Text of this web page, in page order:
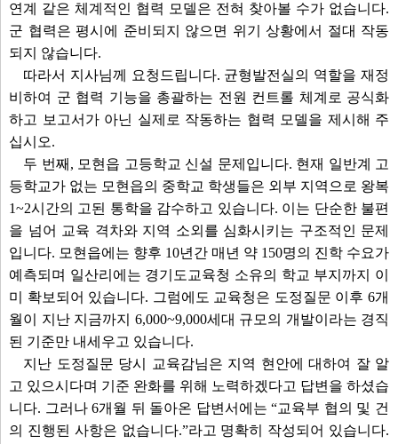
연계 같은 체계적인 협력 모델은 전혀 찾아볼 수가 없습니다.
군 협력은 평시에 준비되지 않으면 위기 상황에서 절대 작동
되지 않습니다.
따라서 지사님께 요청드립니다. 균형발전실의 역할을 재정
비하여 군 협력 기능을 총괄하는 전원 컨트롤 체계로 공식화
하고 보고서가 아닌 실제로 작동하는 협력 모델을 제시해 주
십시오.
두 번째, 모현읍 고등학교 신설 문제입니다. 현재 일반계 고
등학교가 없는 모현읍의 중학교 학생들은 외부 지역으로 왕복
1~2시간의 고된 통학을 감수하고 있습니다. 이는 단순한 불편
을 넘어 교육 격차와 지역 소외를 심화시키는 구조적인 문제
입니다. 모현읍에는 향후 10년간 매년 약 150명의 진학 수요가
예측되며 일산리에는 경기도교육청 소유의 학교 부지까지 이
미 확보되어 있습니다. 그럼에도 교육청은 도정질문 이후 6개
월이 지난 지금까지 6,000~9,000세대 규모의 개발이라는 경직
된 기준만 내세우고 있습니다.
지난 도정질문 당시 교육감님은 지역 현안에 대하여 잘 알
고 있으시다며 기준 완화를 위해 노력하겠다고 답변을 하셨습
니다. 그러나 6개월 뒤 돌아온 답변서에는 “교육부 협의 및 건
의 진행된 사항은 없습니다.”라고 명확히 작성되어 있습니다.